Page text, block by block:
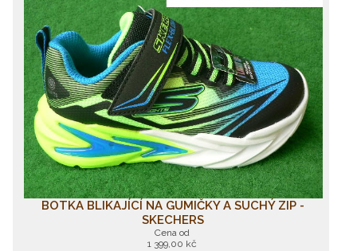
BOTKA BLIKAJÍCÍ NA GUMIČKY A SUCHÝ ZIP -
SKECHERS
Cena od
1 399,00 kč